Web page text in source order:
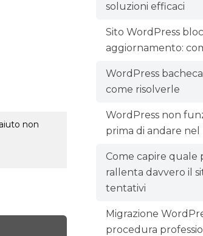
non
soluzioni efficaci
Sito WordPress
aggiornamento:
WordPress
come risolverle
WordPress non
prima di andare nel
Come capire quale
rallenta davvero il
tentativi
Migrazione
procedura